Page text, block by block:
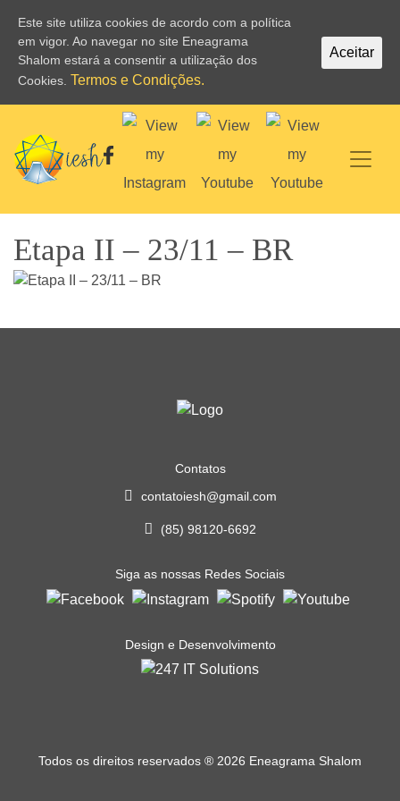
Etapa II – 23/11 – BR
Contatos
contatoiesh@gmail.com
(85) 98120-6692
Siga as nossas Redes Sociais
Design e Desenvolvimento
Todos os direitos reservados ® 2026 Eneagrama Shalom
Este site utiliza cookies de acordo com a política
em vigor. Ao navegar no site Eneagrama
Shalom estará a consentir a utilização dos
Cookies. Termos e Condições.
Aceitar